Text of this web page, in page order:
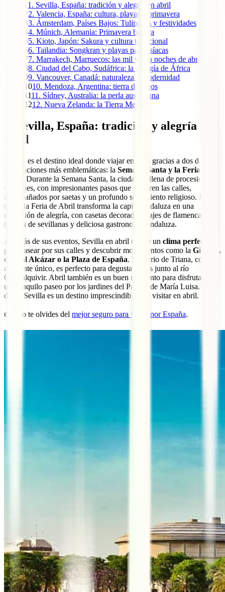
1. Sevilla, España: tradición y alegría en abril
22. Valencia, España: cultura, playas y primavera
33. Ámsterdam, Países Bajos: Tulipanes y festividades
44. Múnich, Alemania: Primavera bávara
55. Kioto, Japón: Sakura y cultura tradicional
66. Tailandia: Songkran y playas paradisíacas
77. Marrakech, Marruecos: las mil y una noches de abril
88. Ciudad del Cabo, Sudáfrica: la energía de África
99. Vancouver, Canadá: naturaleza y modernidad
1010. Mendoza, Argentina: tierra de vinos
1111. Sídney, Australia: la perla australiana
1212. Nueva Zelanda: la Tierra Media
1. Sevilla, España: tradición y alegría en
abril
Sevilla es el destino ideal donde viajar en abril gracias a dos de sus
celebraciones más emblemáticas: la Semana Santa y la Feria de
. Durante la Semana Santa, la ciudad se llena de procesiones
solemnes, con impresionantes pasos que recorren las calles,
acompañados por saetas y un profundo sentimiento religioso. Más
tarde, la Feria de Abril transforma la capital andaluza en una
explosión de alegría, con casetas decoradas, trajes de flamenca,
música de sevillanas y deliciosa gastronomía andaluza.
Además de sus eventos, Sevilla en abril ofrece un clima perfecto
para pasear por sus calles y descubrir monumentos como la Giralda,
el Real Alcázar o la Plaza de España. El barrio de Triana, con su
ambiente único, es perfecto para degustar tapas junto al río
Guadalquivir. Abril también es un buen momento para disfrutar de
un tranquilo paseo por los jardines del Parque de María Luisa. Sin
duda, Sevilla es un destino imprescindible que visitar en abril.
👉 No te olvides del mejor seguro para viajar por España.